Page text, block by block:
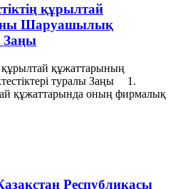
құрылтай
Шаруашылық
Заңы
құжаттарының
туралы Заңы 1.
құжаттарында оның фирмалық
Республикасы